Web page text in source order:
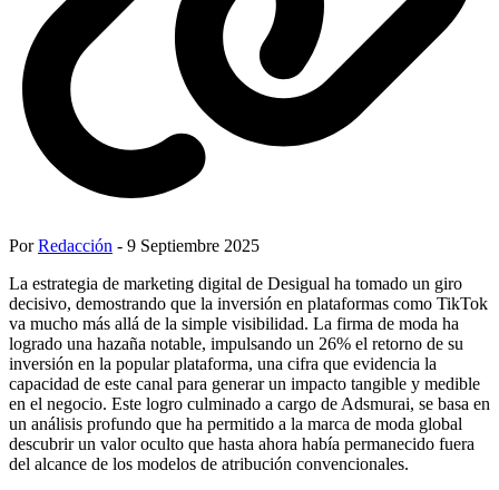
PorRedacción - 9 Septiembre 2025
La estrategia de marketing digital de Desigual ha tomado un giro
decisivo, demostrando que la inversión en plataformas como TikTok
va mucho más allá de la simple visibilidad. La firma de moda ha
logrado una hazaña notable, impulsando un 26% el retorno de su
inversión en la popular plataforma, una cifra que evidencia la
capacidad de este canal para generar un impacto tangible y medible
en el negocio. Este logro culminado a cargo de Adsmurai, se basa en
un análisis profundo que ha permitido a la marca de moda global
descubrir un valor oculto que hasta ahora había permanecido fuera
del alcance de los modelos de atribución convencionales.